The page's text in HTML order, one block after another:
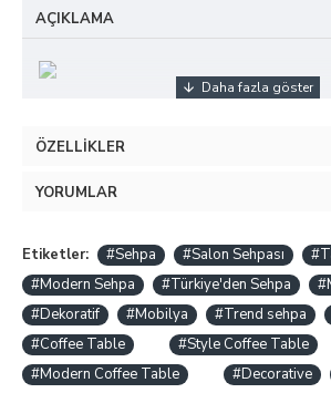
AÇIKLAMA
ÖZELLIKLER
YORUMLAR
Etiketler: #Sehpa #Salon Sehpası
#Modern Sehpa
#Türkiye'den Sehpa
#Dekoratif
#Mobilya #Trend sehpa
#Coffee Table
#Style Coffee Table
#Modern Coffee Table
#Decorative